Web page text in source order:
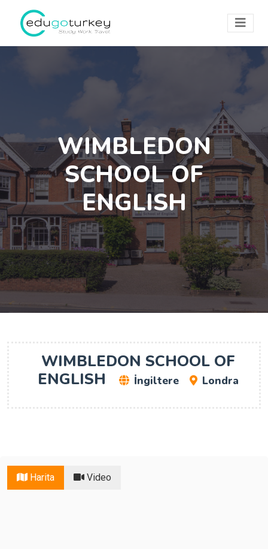
WIMBLEDON
SCHOOL OF
ENGLISH
WIMBLEDON SCHOOL OF
ENGLISH
İngiltere Londra
Harita Video